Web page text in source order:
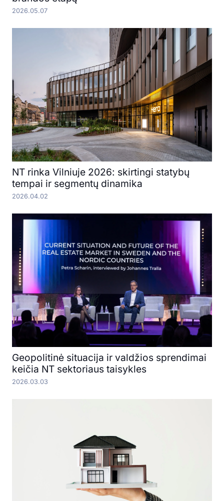
2026.05.07
NT rinka Vilniuje 2026: skirtingi statybų
tempai ir segmentų dinamika
2026.04.02
Geopolitinė situacija ir valdžios sprendimai
keičia NT sektoriaus taisykles
2026.03.03